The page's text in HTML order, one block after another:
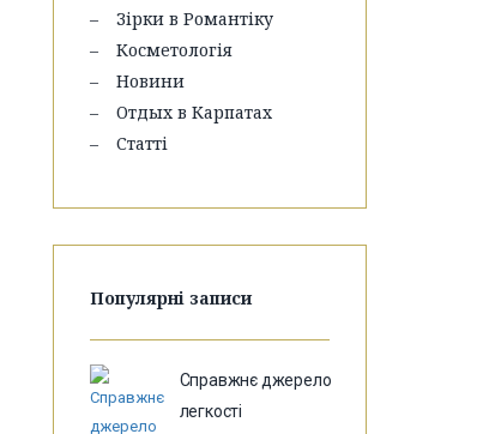
Зірки в Романтіку
Косметологія
Новини
Отдых в Карпатах
Статті
Популярні записи
Справжнє джерело
легкості